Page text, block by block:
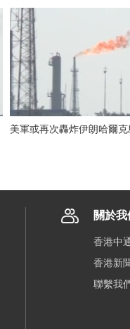
美軍或再次轟炸伊朗哈爾克
關於我
香港中
香港新
聯繫我